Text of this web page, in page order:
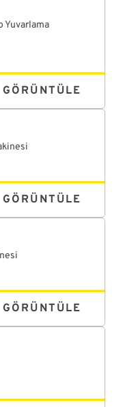
Yuvarlama
GÖRÜNTÜLE
GÖRÜNTÜLE
GÖRÜNTÜLE